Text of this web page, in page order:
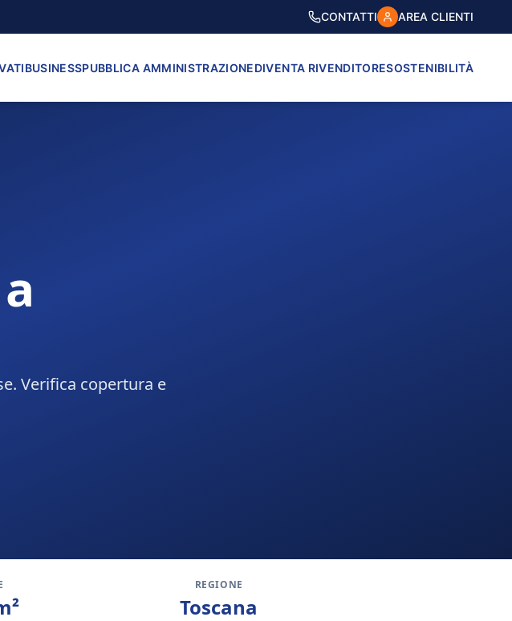
CONTATTI AREA CLIENTI
BUSINESSPUBBLICA AMMINISTRAZIONEDIVENTA RIVENDITORESOSTENIBILITÀ
Verifica copertura e
REGIONE
Toscana